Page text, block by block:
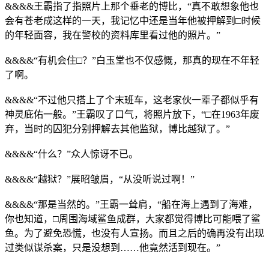
&&&&王霸指了指照片上那个垂老的博比，“真不敢想象他也
会有苍老成这样的一天，我记忆中还是当年他被押解到□时候
的年轻面容，我在警校的资料库里看过他的照片。”
&&&&“有机会住□？”白玉堂也不仅感慨，那真的现在不年轻
了啊。
&&&&“不过他只搭上了个末班车，这老家伙一辈子都似乎有
神灵庇佑一般。”王霸叹了口气，将照片放下，“□在1963年废
弃，当时的囚犯分别押解去其他监狱，博比越狱了。”
&&&&“什么？”众人惊讶不已。
&&&&“越狱？”展昭皱眉，“从没听说过啊！”
&&&&“那是当然的。”王霸一耸肩，“船在海上遇到了海难，
你也知道，□周围海域鲨鱼成群，大家都觉得博比可能喂了鲨
鱼。为了避免恐慌，也没有人宣扬。而且之后的确再没有出现
过类似谋杀案，只是没想到……他竟然活到现在。”